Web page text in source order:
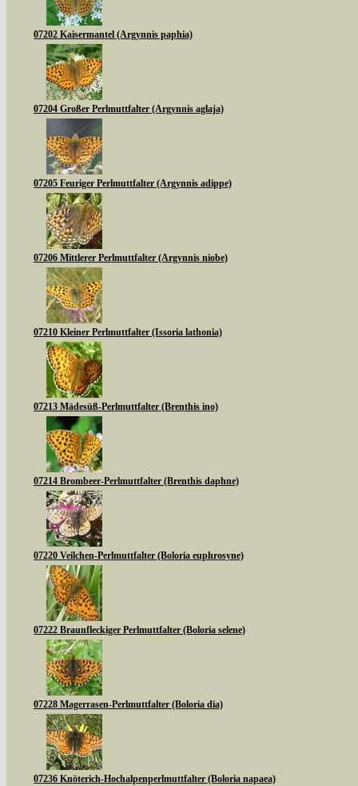
07202 Kaisermantel (Argynnis paphia)
07204 Großer Perlmuttfalter (Argynnis aglaja)
07205 Feuriger Perlmuttfalter (Argynnis adippe)
07206 Mittlerer Perlmuttfalter (Argynnis niobe)
07210 Kleiner Perlmuttfalter (Issoria lathonia)
07213 Mädesüß-Perlmuttfalter (Brenthis ino)
07214 Brombeer-Perlmuttfalter (Brenthis daphne)
07220 Veilchen-Perlmuttfalter (Boloria euphrosyne)
07222 Braunfleckiger Perlmuttfalter (Boloria selene)
07228 Magerrasen-Perlmuttfalter (Boloria dia)
07236 Knöterich-Hochalpenperlmuttfalter (Boloria napaea)